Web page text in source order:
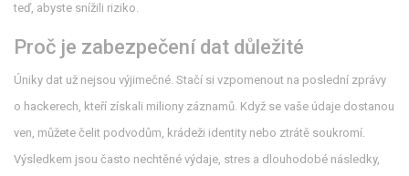
teď, abyste snížili riziko.
Proč je zabezpečení dat důležité
Úniky dat už nejsou výjimečné. Stačí si vzpomenout na poslední zprávy
o hackerech, kteří získali miliony záznamů. Když se vaše údaje dostanou
ven, můžete čelit podvodům, krádeži identity nebo ztrátě soukromí.
Výsledkem jsou často nechtěné výdaje, stres a dlouhodobé následky,